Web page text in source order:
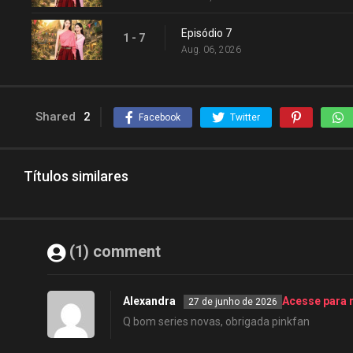
1 - 7 Episódio 7
Aug. 06, 2026
Shared 2 Facebook Twitter
Títulos similares
(1) comment
Alexandra 27 de junho de 2026 Acesse para
Q bom series novas, obrigada pinkfan